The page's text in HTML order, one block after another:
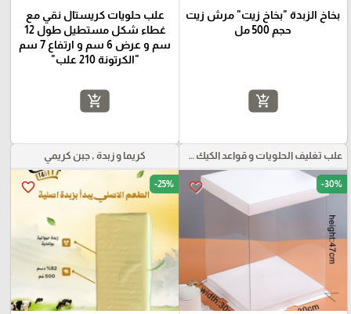
بخاخ الزبدة "بخاخ زيت" مرش زيت
حجم 500 مل
add_shopping_cart
علب حلويات كريستال نقي مع
غطاء شكل مستطيل طول 12
سم و عرض 6 سم و ارتفاع 7 سم
"الكرتونة 210 علب"
add_shopping_cart
علب تغليف الحلويات و قواعد الكيك و علب بلاستيكية بأنواعها
favorite_border -30%
كريما و زبدة , جبن كريمي
favorite_border -25%